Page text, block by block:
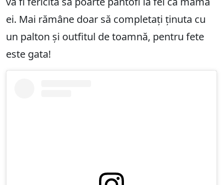
ei. Mai rămâne doar să completați ținuta cu
un palton și outfitul de toamnă, pentru fete
este gata!